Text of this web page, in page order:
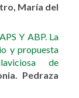
María del
Y ABP. La
y propuesta
de
Pedraza